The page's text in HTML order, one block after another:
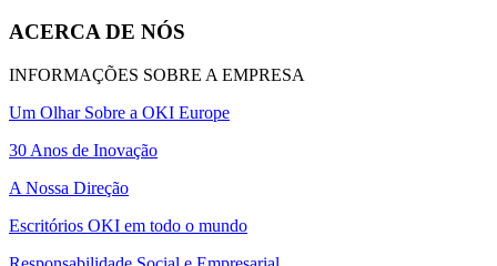
ACERCA DE NÓS
INFORMAÇÕES SOBRE A EMPRESA
Um Olhar Sobre a OKI Europe
30 Anos de Inovação
A Nossa Direção
Escritórios OKI em todo o mundo